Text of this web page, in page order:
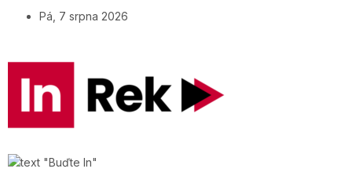
Pá, 7 srpna 2026